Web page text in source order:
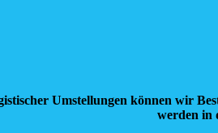
Umstellungen können wir
werden in